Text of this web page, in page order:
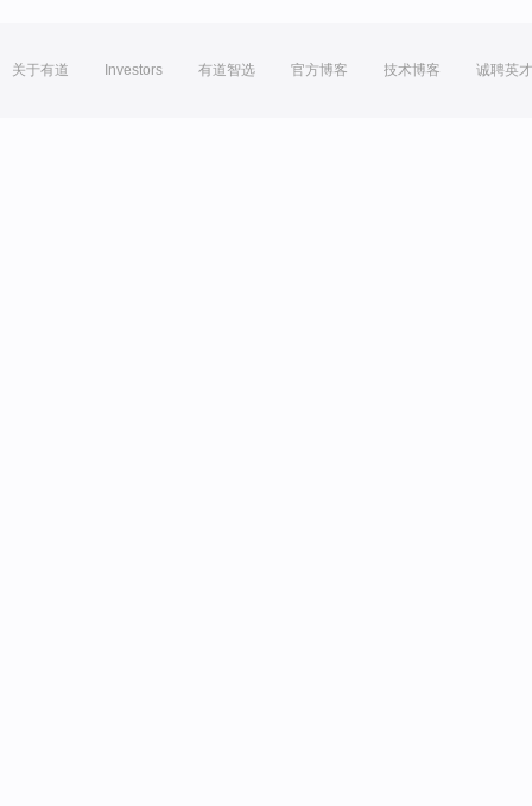
关于有道 Investors 有道智选 官方博客 技术博客 诚聘英才